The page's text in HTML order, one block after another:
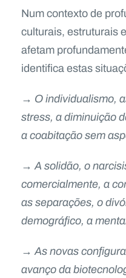
Num contexto de
culturais, estruturais
afetam
identifica estas
→ O individualismo,
stress, a diminuição
a coabitação sem
→ A solidão, o
comercialmente, a
as separações, o
demográfico, a
→ As novas
avanço da